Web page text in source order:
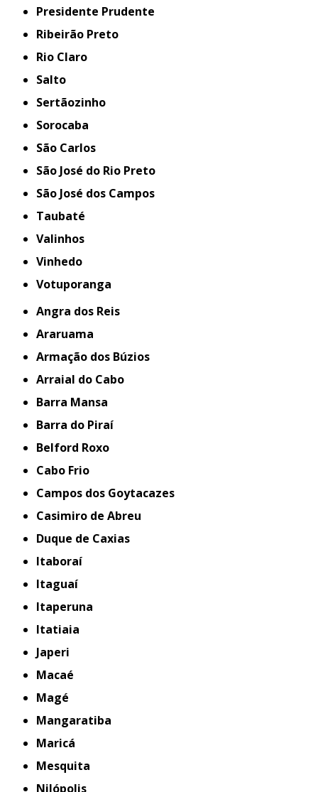
Presidente Prudente
Ribeirão Preto
Rio Claro
Salto
Sertãozinho
Sorocaba
São Carlos
São José do Rio Preto
São José dos Campos
Taubaté
Valinhos
Vinhedo
Votuporanga
Angra dos Reis
Araruama
Armação dos Búzios
Arraial do Cabo
Barra Mansa
Barra do Piraí
Belford Roxo
Cabo Frio
Campos dos Goytacazes
Casimiro de Abreu
Duque de Caxias
Itaboraí
Itaguaí
Itaperuna
Itatiaia
Japeri
Macaé
Magé
Mangaratiba
Maricá
Mesquita
Nilópolis